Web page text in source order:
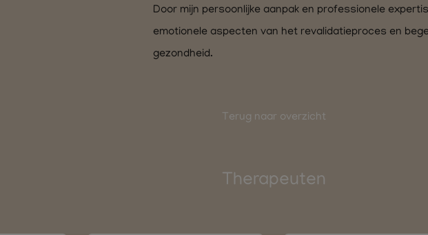
Door mijn persoonlijke aanpak en professionele
emotionele aspecten van het revalidatieproces en
gezondheid.
Terug naar overzicht
Therapeuten